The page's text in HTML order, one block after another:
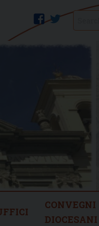
twitter
facebook
CONVEGNI
DIOCESANI